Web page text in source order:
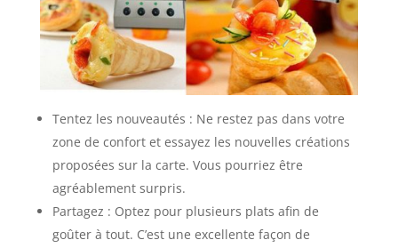
Tentez les nouveautés : Ne restez pas dans votre
zone de confort et essayez les nouvelles créations
proposées sur la carte. Vous pourriez être
agréablement surpris.
Partagez : Optez pour plusieurs plats afin de
goûter à tout. C’est une excellente façon de